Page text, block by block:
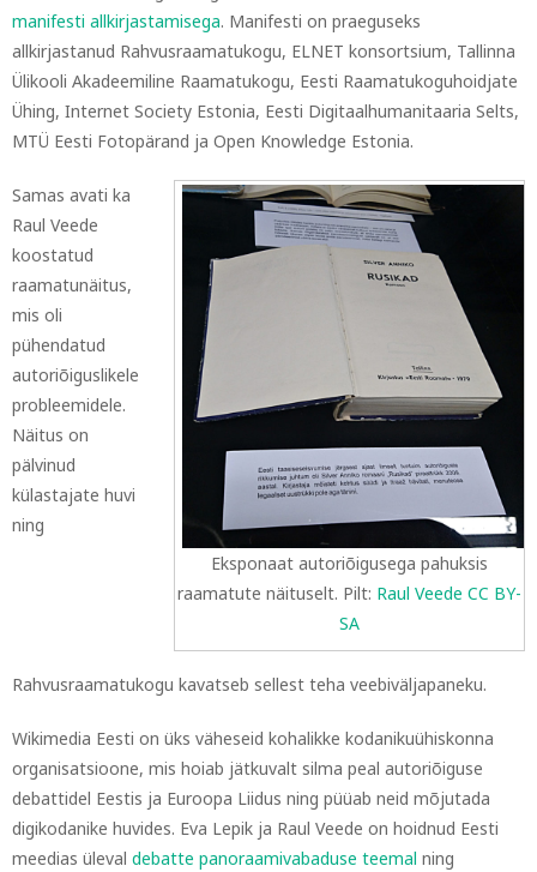
manifesti allkirjastamisega. Manifesti on praeguseks
allkirjastanud Rahvusraamatukogu, ELNET konsortsium, Tallinna
Ülikooli Akadeemiline Raamatukogu, Eesti Raamatukoguhoidjate
Ühing, Internet Society Estonia, Eesti Digitaalhumanitaaria Selts,
MTÜ Eesti Fotopärand ja Open Knowledge Estonia.
Eksponaat autoriõigusega pahuksis
raamatute näituselt. Pilt: Raul Veede CC BY-
SA
Samas avati ka
Raul Veede
koostatud
raamatunäitus,
mis oli
pühendatud
autoriõiguslikele
probleemidele.
Näitus on
pälvinud
külastajate huvi
ning
Rahvusraamatukogu kavatseb sellest teha veebiväljapaneku.
Wikimedia Eesti on üks väheseid kohalikke kodanikuühiskonna
organisatsioone, mis hoiab jätkuvalt silma peal autoriõiguse
debattidel Eestis ja Euroopa Liidus ning püüab neid mõjutada
digikodanike huvides. Eva Lepik ja Raul Veede on hoidnud Eesti
meedias üleval debatte panoraamivabaduse teemal ning